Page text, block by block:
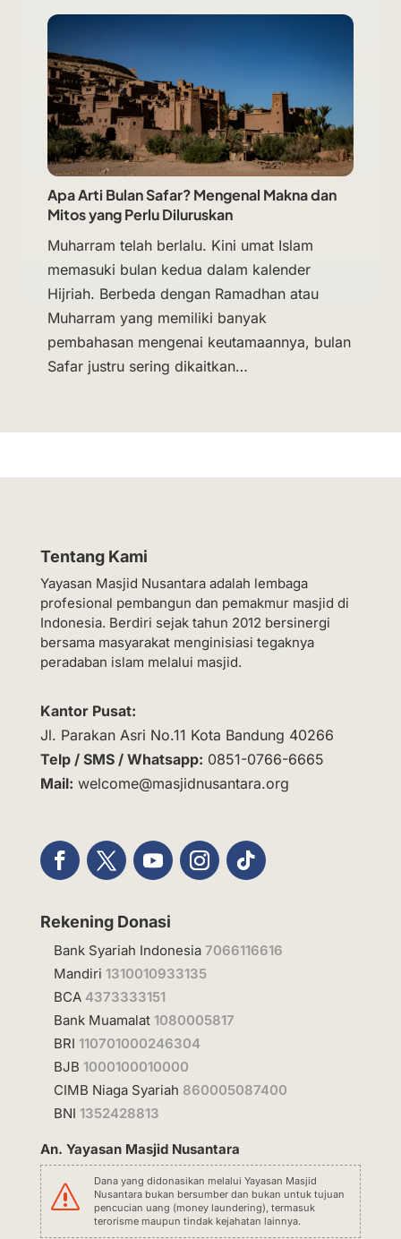
Apa Arti Bulan Safar? Mengenal Makna dan
Mitos yang Perlu Diluruskan
Muharram telah berlalu. Kini umat Islam
memasuki bulan kedua dalam kalender
Hijriah. Berbeda dengan Ramadhan atau
Muharram yang memiliki banyak
pembahasan mengenai keutamaannya, bulan
Safar justru sering dikaitkan…
Tentang Kami
Yayasan Masjid Nusantara adalah lembaga
profesional pembangun dan pemakmur masjid di
Indonesia. Berdiri sejak tahun 2012 bersinergi
bersama masyarakat menginisiasi tegaknya
peradaban islam melalui masjid.
Kantor Pusat:
Jl. Parakan Asri No.11 Kota Bandung 40266
Telp / SMS / Whatsapp: 0851-0766-6665
Mail: welcome@masjidnusantara.org
Rekening Donasi
Bank Syariah Indonesia 7066116616
Mandiri 1310010933135
BCA 4373333151
Bank Muamalat 1080005817
BRI 110701000246304
BJB 1000100010000
CIMB Niaga Syariah 860005087400
BNI 1352428813
An. Yayasan Masjid Nusantara
s
Dana yang didonasikan melalui Yayasan Masjid
Nusantara bukan bersumber dan bukan untuk tujuan
pencucian uang (money laundering), termasuk
terorisme maupun tindak kejahatan lainnya.